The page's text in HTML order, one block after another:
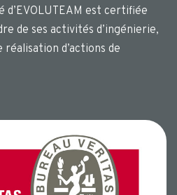
d’EVOLUTEAM est certifiée
de ses activités d’ingénierie,
d’actions de